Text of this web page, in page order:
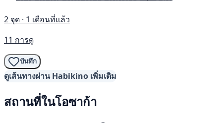
2 จุด · 1 เดือนที่แล้ว
11 การดู
บันทึก
ดูเส้นทางผ่าน Habikino เพิ่มเติม
สถานที่ในโอซาก้า